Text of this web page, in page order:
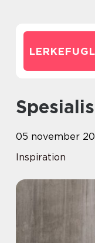
05 november
Inspiration